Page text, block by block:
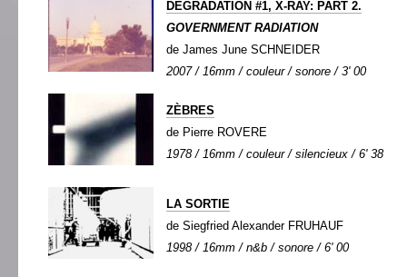
DEGRADATION #1, X-RAY: PART 2.
GOVERNMENT RADIATION
de James June SCHNEIDER
2007 / 16mm / couleur / sonore / 3' 00
ZÈBRES
de Pierre ROVERE
1978 / 16mm / couleur / silencieux / 6' 38
LA SORTIE
de Siegfried Alexander FRUHAUF
1998 / 16mm / n&b / sonore / 6' 00